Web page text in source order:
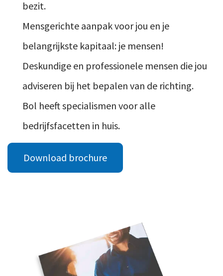
bezit.
Mensgerichte aanpak voor jou en je
belangrijkste kapitaal: je mensen!
Deskundige en professionele mensen die jou
adviseren bij het bepalen van de richting.
Bol heeft specialismen voor alle
bedrijfsfacetten in huis.
Download brochure